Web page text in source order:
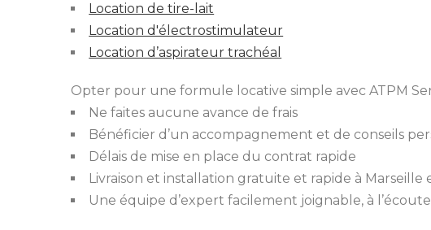
Location de tire-lait
Location d'électrostimulateur
Location d’aspirateur trachéal
Opter pour une formule locative simple avec ATPM
Ne faites aucune avance de frais
Bénéficier d’un accompagnement et de conseils
Délais de mise en place du contrat rapide
Livraison et installation gratuite et rapide à Marseille
Une équipe d’expert facilement joignable, à